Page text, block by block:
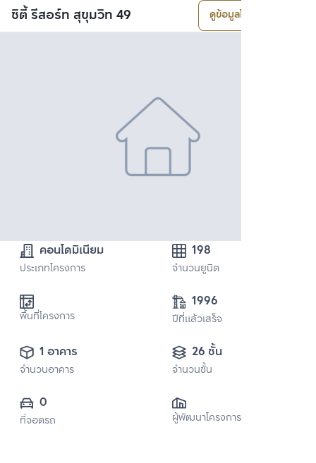
ซิตี้ รีสอร์ท สุขุมวิท 49 ดูข้อมูลโครงการ
คอนโดมิเนียม
ประเภทโครงการ
198
จำนวนยูนิต
พื้นที่โครงการ
1996
ปีที่แล้วเสร็จ
1 อาคาร
จำนวนอาคาร
26 ชั้น
จำนวนชั้น
0
ที่จอดรถ ผู้พัฒนาโครงการ